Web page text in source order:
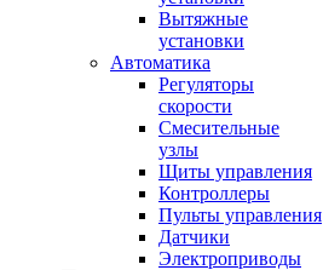
Вытяжные
установки
Автоматика
Регуляторы
скорости
Смесительные
узлы
Щиты управления
Контроллеры
Пульты управления
Датчики
Электроприводы